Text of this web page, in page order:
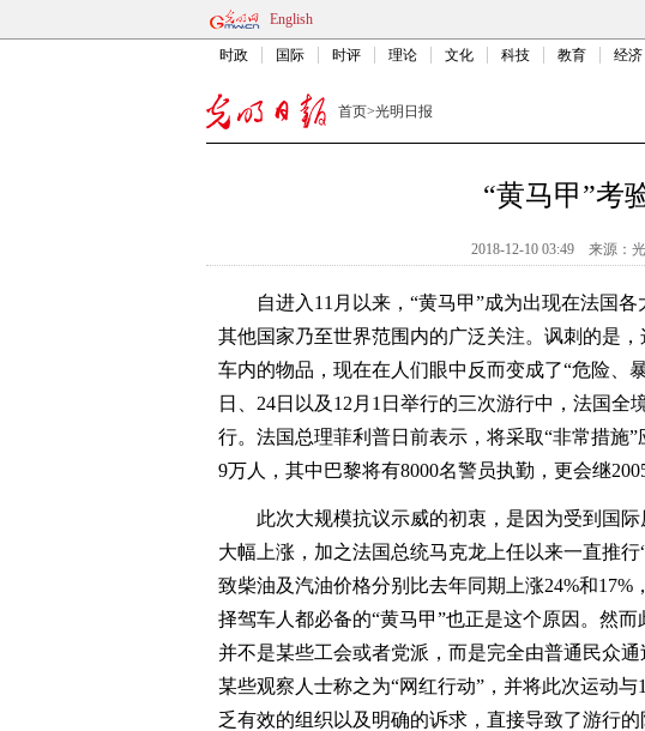
English
时政 国际 时评 理论 文化 科技 教育 经济
首页>光明日报
“黄马甲”考
2018-12-10 03:49 来源：
自进入11月以来，“黄马甲”成为出现在法国各
其他国家乃至世界范围内的广泛关注。讽刺的是
车内的物品，现在在人们眼中反而变成了“危险、
日、24日以及12月1日举行的三次游行中，法国全
行。法国总理菲利普日前表示，将采取“非常措施
9万人，其中巴黎将有8000名警员执勤，更会继
此次大规模抗议示威的初衷，是因为受到国际
大幅上涨，加之法国总统马克龙上任以来一直推
致柴油及汽油价格分别比去年同期上涨24%和
择驾车人都必备的“黄马甲”也正是这个原因。然
并不是某些工会或者党派，而是完全由普通民众
某些观察人士称之为“网红行动”，并将此次运动
乏有效的组织以及明确的诉求，直接导致了游行